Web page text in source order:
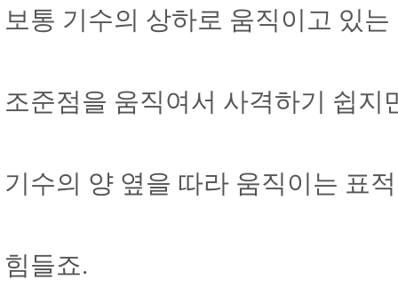
보통 기수의 상하로 움직이고 있는
조준점을 움직여서 사격하기 쉽지
기수의 양 옆을 따라 움직이는 표
힘들죠.